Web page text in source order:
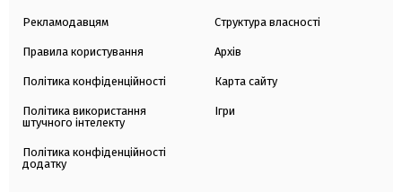
Рекламодавцям
Правила користування
Політика конфіденційності
Політика використання
штучного інтелекту
Політика конфіденційності
додатку
Структура власності
Архів
Карта сайту
Ігри